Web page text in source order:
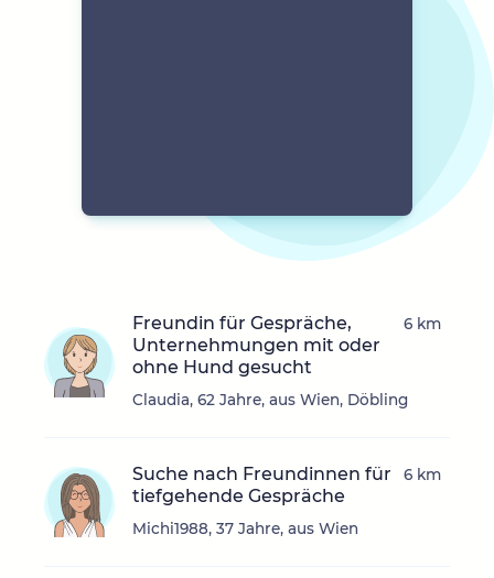
Freundin für Gespräche,
Unternehmungen mit oder
ohne Hund gesucht
Claudia, 62 Jahre, aus Wien, Döbling
6 km
Suche nach Freundinnen für
tiefgehende Gespräche
Michi1988, 37 Jahre, aus Wien
6 km